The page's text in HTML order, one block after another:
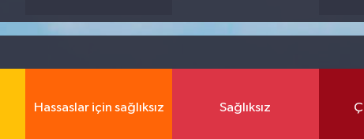
Hassaslar için sağlıksız Sağlıksız